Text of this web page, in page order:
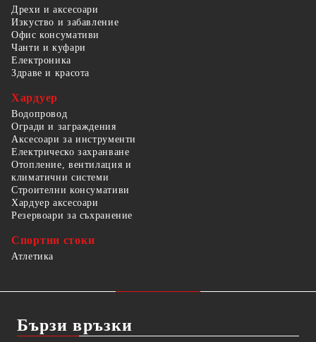
Дрехи и аксесоари
Изкуство и забавление
Офис консумативи
Чанти и куфари
Електроника
Здраве и красота
Хардуер
Водопровод
Огради и заграждения
Аксесоари за инструменти
Електрическо захранване
Отопление, вентилация и
климатични системи
Строителни консумативи
Хардуер аксесоари
Резервоари за съхранение
Спортни стоки
Атлетика
Бързи връзки